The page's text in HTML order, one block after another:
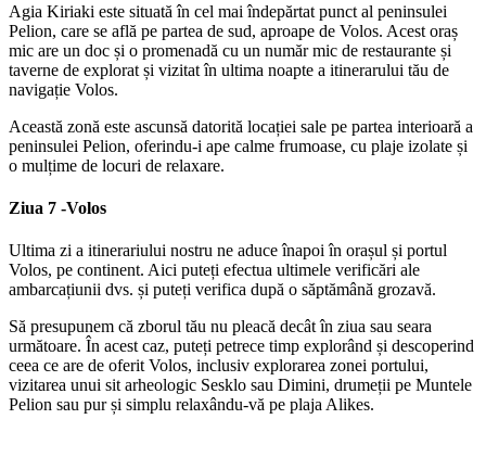
Agia Kiriaki este situată în cel mai îndepărtat punct al peninsulei
Pelion, care se află pe partea de sud, aproape de Volos. Acest oraș
mic are un doc și o promenadă cu un număr mic de restaurante și
taverne de explorat și vizitat în ultima noapte a itinerarului tău de
navigație Volos.
Această zonă este ascunsă datorită locației sale pe partea interioară a
peninsulei Pelion, oferindu-i ape calme frumoase, cu plaje izolate și
o mulțime de locuri de relaxare.
Ziua 7 -Volos
Ultima zi a itinerariului nostru ne aduce înapoi în orașul și portul
Volos, pe continent. Aici puteți efectua ultimele verificări ale
ambarcațiunii dvs. și puteți verifica după o săptămână grozavă.
Să presupunem că zborul tău nu pleacă decât în ziua sau seara
următoare. În acest caz, puteți petrece timp explorând și descoperind
ceea ce are de oferit Volos, inclusiv explorarea zonei portului,
vizitarea unui sit arheologic Sesklo sau Dimini, drumeții pe Muntele
Pelion sau pur și simplu relaxându-vă pe plaja Alikes.